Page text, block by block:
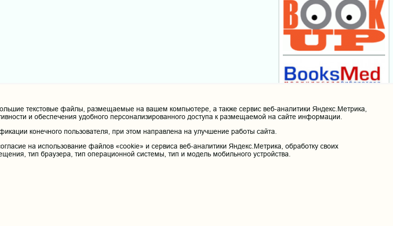
текстовые файлы, размещаемые на вашем компьютере, а также сервис веб-аналитики Яндекс.Метрика,
и обеспечения удобного персонализированного доступа к размещаемой на сайте информации.
конечного пользователя, при этом направлена на улучшение работы сайта.
на использование файлов «cookie» и сервиса веб-аналитики Яндекс.Метрика, обработку своих
тип браузера, тип операционной системы, тип и модель мобильного устройства.